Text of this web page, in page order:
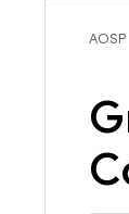
AOSP